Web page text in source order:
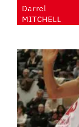
Darrel
MITCHELL